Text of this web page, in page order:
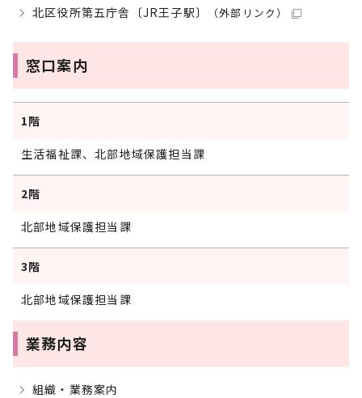
北区役所第五庁舎〔JR王子駅〕 （外部リンク）
窓口案内
1階
生活福祉課、北部地域保護担当課
2階
北部地域保護担当課
3階
北部地域保護担当課
業務内容
組織・業務案内